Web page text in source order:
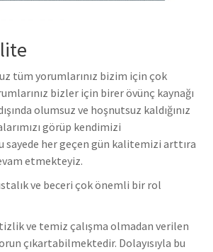
tüm yorumlarınız bizim için çok
bizler için birer övünç kaynağı
olumsuz ve hoşnutsuz kaldığınız
görüp kendimizi
her geçen gün kalitemizi arttıra
etmekteyiz.
ve beceri çok önemli bir rol
ve temiz çalışma olmadan verilen
çıkartabilmektedir. Dolayısıyla bu